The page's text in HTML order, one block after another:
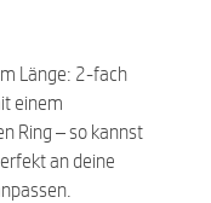
Länge: 2-fach
einem
Ring – so kannst
an deine